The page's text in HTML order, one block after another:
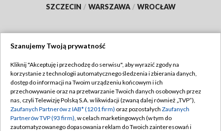
SZCZECIN / WARSZAWA / WROCŁAW
TVP
Abonament TVP
Emisja w TVP
Centrum informacji TVP
Regulamin TVP
Polityka prywatności
Moje zgody
Szanujemy Twoją prywatność
Kliknij "Akceptuję i przechodzę do serwisu", aby wyrazić zgody na
korzystanie z technologii automatycznego śledzenia i zbierania danych,
dostęp do informacji na Twoim urządzeniu końcowym i ich
przechowywanie oraz na przetwarzanie Twoich danych osobowych przez
nas, czyli Telewizję Polską S.A. w likwidacji (zwaną dalej również „TVP”),
Zaufanych Partnerów z IAB* (1201 firm) oraz pozostałych Zaufanych
Partnerów TVP (93 firm), w celach marketingowych (w tym do
zautomatyzowanego dopasowania reklam do Twoich zainteresowań i